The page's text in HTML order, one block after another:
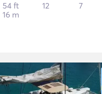
54 ft
16 m
12 7